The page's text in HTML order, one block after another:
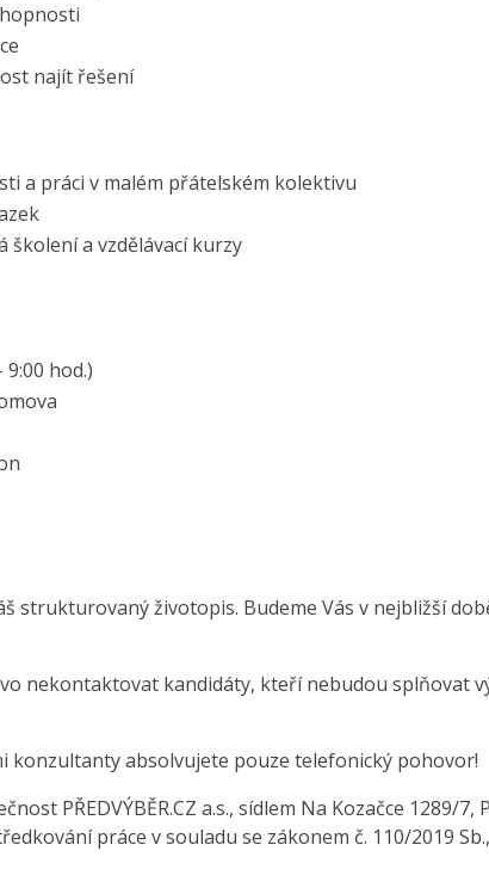
najít řešení
a práci v malém přátelském kolektivu
školení a vzdělávací kurzy
hod.)
strukturovaný životopis. Budeme Vás v nejbližší
nekontaktovat kandidáty, kteří nebudou splňovat
konzultanty absolvujete pouze telefonický pohovor!
PŘEDVÝBĚR.CZ a.s., sídlem Na Kozačce 1289/7,
práce v souladu se zákonem č. 110/2019